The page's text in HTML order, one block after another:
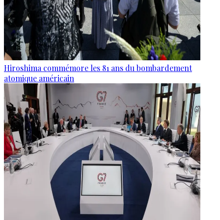
Hiroshima commémore les 81 ans du bombardement
atomique américain